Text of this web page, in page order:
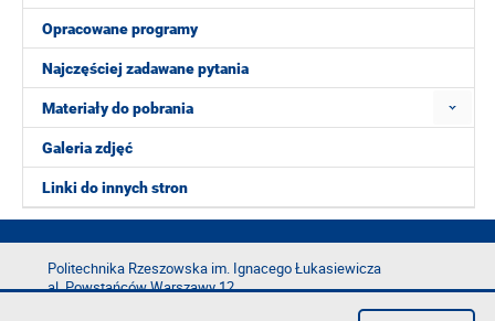
Opracowane programy
Najczęściej zadawane pytania
Materiały do pobrania
Galeria zdjęć
Linki do innych stron
Politechnika Rzeszowska im. Ignacego Łukasiewicza
al. Powstańców Warszawy 12